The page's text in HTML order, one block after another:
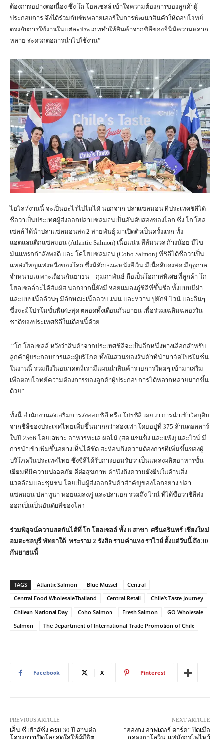
ต้องการอย่างต่อเนื่อง ซึ่ง โก โฮลเซลล์ เข้าใจความต้องการของลูกค้าผู้
ประกอบการ จึงได้ร่วมกับซัพพลายเออร์ในการพัฒนาสินค้าให้ตอบโจทย์
ตรงกับการใช้งานในแต่ละประเภททำให้สินค้าจากชิลีของที่นี่มีความหลาก
หลาย สะดวกต่อการนำไปใช้งาน”
ไฮไลท์งานนี้ จะเป็นอะไรไปไม่ได้ นอกจาก ปลาแซลมอน ที่ประเทศชิลีได้
ชื่อว่าเป็นประเทศผู้ส่งออกปลาแซลมอนเป็นอันดับสองของโลก ซึ่ง โก โฮล
เซลล์ ได้นำปลาแซลมอนสด 2 สายพันธุ์ มาเปิดตัวเป็นครั้งแรก ทั้ง
แอตแลนติกแซลมอน (Atlantic Salmon) เนื้อแน่น สีส้มนวล ก้างน้อย มีไข
มันแทรกกำลังพอดี และ โคโฮแซลมอน (Coho Salmon) ที่ชิลีได้ชื่อว่าเป็น
แหล่งใหญ่แห่งหนึ่งของโลก ซึ่งมีลักษณะหนังสีเงิน มีเนื้อสีแดงสด มีฤดูกาล
จำหน่ายเฉพาะเดือนกันยายน – กุมภาพันธ์ ถือเป็นโอกาสพิเศษที่ลูกค้า โก
โฮลเซลล์จะได้สัมผัส นอกจากนี้ยังมี หอยแมลงภู่ชิลีที่ขึ้นชื่อ ทั้งแบบมีฝา
และแบบเนื้อล้วนๆ มีลักษณะเนื้ออวบ แน่น และหวาน ปูยักษ์ ไวน์ และอื่นๆ
ซึ่งจะมีโปรโมชั่นพิเศษสุด ตลอดทั้งเดือนกันยายน เพื่อร่วมเฉลิมฉลองวัน
ชาติของประเทศชิลีในเดือนนี้ด้วย
“โก โฮลเซลล์ หวังว่าสินค้าจากประเทศชิลีจะเป็นอีกหนึ่งทางเลือกสำหรับ
ลูกค้าผู้ประกอบการและผู้บริโภค ทั้งในส่วนของสินค้าที่นำมาจัดโปรโมชั่น
ในงานนี้ รวมถึงในอนาคตที่เรามีแผนนำสินค้ารายการใหม่ๆ เข้ามาเสริม
เพื่อตอบโจทย์ความต้องการของลูกค้าผู้ประกอบการได้หลากหลายมากขึ้น
ด้วย”
ทั้งนี้ สำนักงานส่งเสริมการส่งออกชิลี หรือ โปรชิลี เผยว่า การนำเข้าวัตถุดิบ
จากชิลีของประเทศไทยเพิ่มขึ้นมากกว่าสองเท่า โดยอยู่ที่ 375 ล้านดอลลาร์
ในปี 2566 โดยเฉพาะ อาหารทะเล ผลไม้ (สด แช่แข็ง และแห้ง) และไวน์ มี
การนำเข้าเพิ่มขึ้นอย่างเห็นได้ชัด สะท้อนถึงความต้องการที่เพิ่มขึ้นของผู้
บริโภคในประเทศไทย ซึ่งชิลีได้รับการยอมรับว่าเป็นแหล่งผลิตอาหารชั้น
เยี่ยมที่มีความปลอดภัย ดีต่อสุขภาพ คำนึงถึงความยั่งยืนในด้านสิ่ง
แวดล้อมและชุมชน โดยเป็นผู้ส่งออกสินค้าสำคัญของโลกอย่าง ปลา
แซลมอน ปลาทูน่า หอยแมลงภู่ และปลาเฮก รวมถึง ไวน์ ที่ได้ชื่อว่าชิลีส่ง
ออกเป็นเป็นอันดับสี่ของโลก
ร่วมพิสูจน์ความสดกันได้ที่ โก โฮลเซลล์ ทั้ง 8 สาขา ศรีนครินทร์ เชียงใหม่
อมตะชลบุรี พัทยาใต้ พระราม 2 รังสิต รามคำแหง ราไวย์ ตั้งแต่วันนี้ ถึง 30
กันยายนนี้
TAGS Atlantic Salmon Blue Mussel
Central
Central Food WholesaleThailand
Central Retail
Chile’s Taste Journey
Chilean National Day
Coho Salmon Fresh Salmon
GO Wholesale
Salmon
The Department of International Trade Promotion of Chile
Facebook X Pinterest
PREVIOUS ARTICLE
เอ็น.ซี.เฮ้าส์ซิ่ง ครบ 30 ปี สานต่อ
โครงการเปิดโลกสดใสให้ผู้มีจิต
NEXT ARTICLE
“ฮ่องกง อาฟเตอร์ ดาร์ค” ปิดเมือ
ฉลองฮาโลวีน, แห่มังกรไฟไหว้